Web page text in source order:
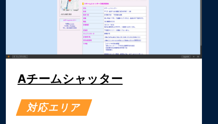
Aチームシャッター
対応エリア